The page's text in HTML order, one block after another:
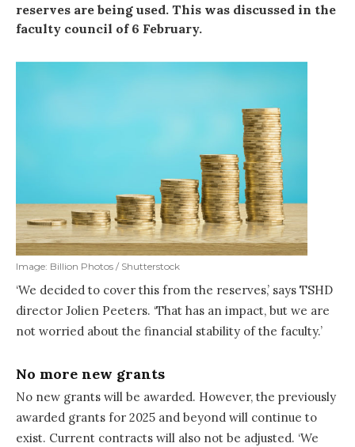
reserves are being used. This was discussed in the
faculty council of 6 February.
Image: Billion Photos / Shutterstock
‘We decided to cover this from the reserves,’ says TSHD
director Jolien Peeters. ‘That has an impact, but we are
not worried about the financial stability of the faculty.’
No more new grants
No new grants will be awarded. However, the previously
awarded grants for 2025 and beyond will continue to
exist. Current contracts will also not be adjusted. ‘We